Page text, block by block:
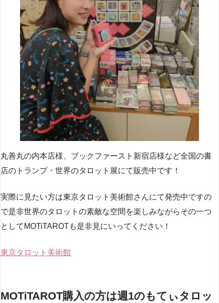
丸善丸の内本店様、ブックファースト新宿店様など全国の書
店のトランプ・世界のタロット展にて販売中です！
実際に見たい方は東京タロット美術館さんにて発売中ですの
で是非世界のタロットの素敵な空間を楽しみながらその一つ
としてMOTiTAROTも是非見にいってください！
東京タロット美術館
MOTiTAROT購入の方は週1のもてぃタロッ